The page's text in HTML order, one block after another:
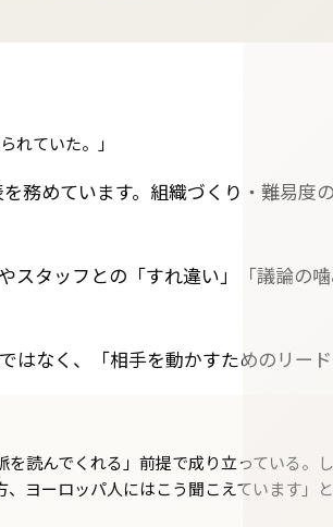
れていた。」
務めています。組織づくり・難易
スタッフとの「すれ違い」「議論
なく、「相手を動かすためのリー
読んでくれる」前提で成り立っている
ヨーロッパ人にはこう聞こえています」